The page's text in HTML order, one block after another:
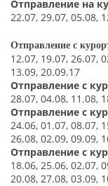
Отправление на
22.07, 29.07, 05.08,
Отправление с
12.07, 19.07, 26.07,
13.09, 20.09.17
Отправление с
28.07, 04.08, 11.08,
Отправление с
24.06, 01.07, 08.07,
26.08, 02.09, 09.09,
Отправление с
18.06, 25.06, 02.07,
20.08, 27.08, 03.09,